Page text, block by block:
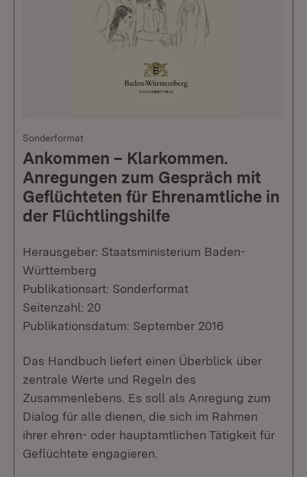
Sonderformat
Ankommen – Klarkommen.
Anregungen zum Gespräch mit
Geflüchteten für Ehrenamtliche in
der Flüchtlingshilfe
Herausgeber: Staatsministerium Baden-
Württemberg
Publikationsart: Sonderformat
Seitenzahl: 20
Publikationsdatum: September 2016
Das Handbuch liefert einen Überblick über
zentrale Werte und Regeln des
Zusammenlebens. Es soll als Anregung zum
Dialog für alle dienen, die sich im Rahmen
ihrer ehren- oder hauptamtlichen Tätigkeit für
Geflüchtete engagieren.